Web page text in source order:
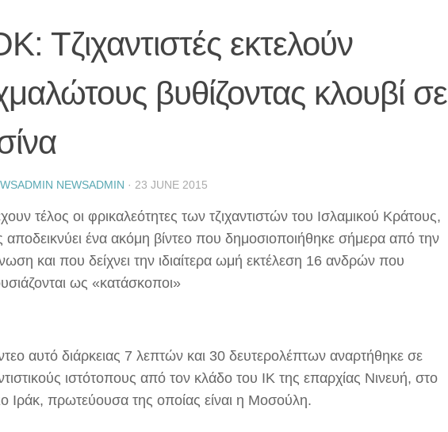
Τζιχαντιστές εκτελούν
βυθίζοντας κλουβί σε
NEWSADMIN · 23 JUNE 2015
τέλος οι φρικαλεότητες των τζιχαντιστών του Ισλαμικού Κράτους,
ένα ακόμη βίντεο που δημοσιοποιήθηκε σήμερα από την
και που δείχνει την ιδιαίτερα ωμή εκτέλεση 16 ανδρών που
ως «κατάσκοποι»
αυτό διάρκειας 7 λεπτών και 30 δευτερολέπτων αναρτήθηκε σε
ιστότοπους από τον κλάδο του ΙΚ της επαρχίας Νινευή, στο
Ιράκ, πρωτεύουσα της οποίας είναι η Μοσούλη.